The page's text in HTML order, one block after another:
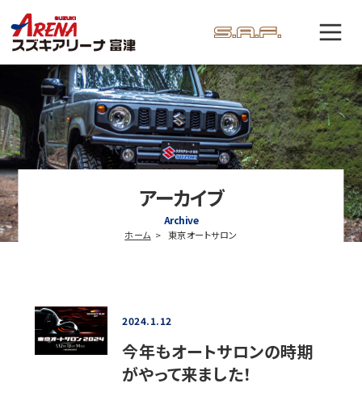
アーカイブ
Archive
ホーム 東京オートサロン
2024.1.12
今年もオートサロンの時期
がやって来ました！